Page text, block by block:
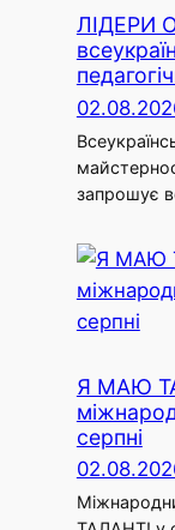
ЛІДЕРИ
запрошує
Я МАЮ
серпні